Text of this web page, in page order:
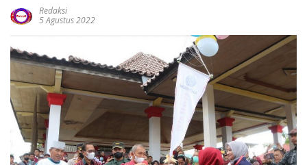
Redaksi
5 Agustus 2022